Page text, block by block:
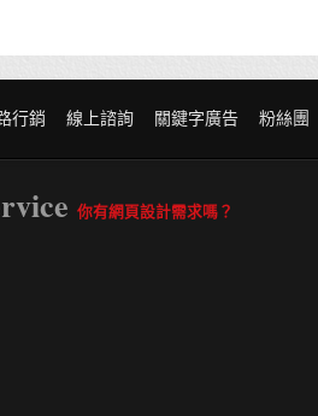
行銷 線上諮詢 關鍵字廣告 粉絲團
你有網頁設計需求嗎？